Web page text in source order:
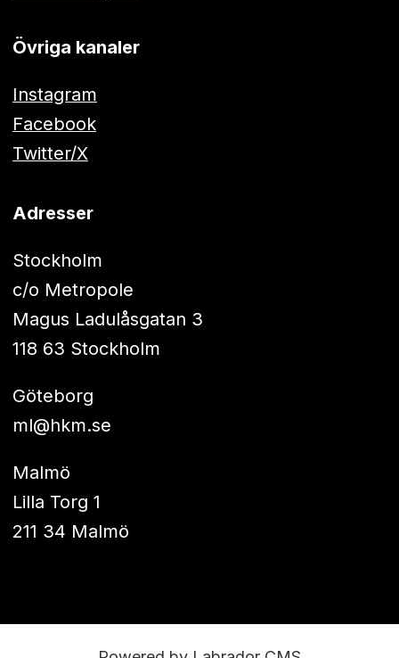
Övriga kanaler
Instagram
Facebook
Twitter/X
Adresser
Stockholm
c/o Metropole
Magus Ladulåsgatan 3
118 63 Stockholm
Göteborg
ml@hkm.se
Malmö
Lilla Torg 1
211 34 Malmö